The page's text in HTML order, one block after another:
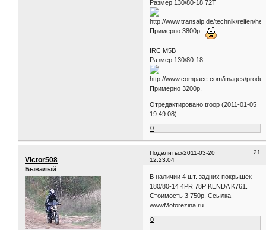
Размер 4.60-18
Примерно 2600 р.
Heidenau K60
Размер 130/80-18 72T
Примерно 3800р.
IRC M5B
Размер 130/80-18
Примерно 3200р.
Отредактировано troop (2011-01-05
0
Поделиться2011-03-20
12:23:04
Victor508
Бывалый